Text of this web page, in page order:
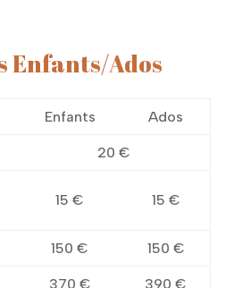
Enfants/Ados
Enfants Ados
20 €
15 € 15 €
150 € 150 €
370 € 390 €